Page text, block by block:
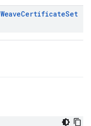
WeaveCertificateSet